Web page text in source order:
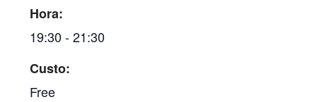
Hora:
19:30 - 21:30
Custo:
Free